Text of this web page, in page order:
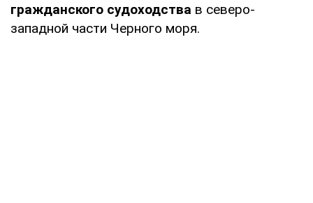
гражданского судоходства в северо-
западной части Черного моря.